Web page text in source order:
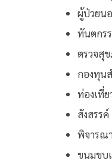
ผู้ป่วยน
ทันตกร
ตรวจสุ
กองทุน
ท่องเที่
สังสรร
พิจารณ
ขนมขบ